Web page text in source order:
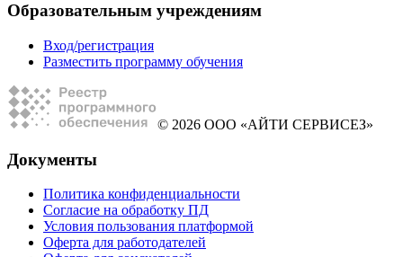
Образовательным учреждениям
Вход/регистрация
Разместить программу обучения
© 2026 ООО «АЙТИ СЕРВИСЕЗ»
Документы
Политика конфиденциальности
Согласие на обработку ПД
Условия пользования платформой
Оферта для работодателей